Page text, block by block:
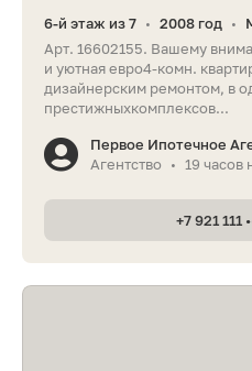
6-й этаж из 7 • 2008 год •
Арт. 16602155. Вашему
и уютная евро4-комн.
дизайнерским ремонтом, в
престижныхкомплексов...
Первое Ипотечное
Агентство
• 19 часов
+7 921 111